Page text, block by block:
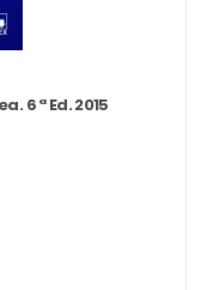
6 ª Ed. 2015